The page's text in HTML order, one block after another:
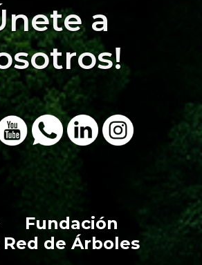
a
Fundación
Red de Árboles